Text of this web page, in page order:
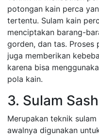
potongan kain perca
tertentu. Sulam kain
menciptakan barang-
gorden, dan tas. Proses
juga memberikan
karena bisa
pola kain.
3. Sulam
Merupakan teknik
awalnya digunakan